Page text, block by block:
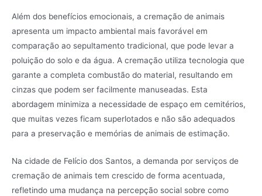
Além dos benefícios emocionais, a cremação de animais
apresenta um impacto ambiental mais favorável em
comparação ao sepultamento tradicional, que pode levar a
poluição do solo e da água. A cremação utiliza tecnologia que
garante a completa combustão do material, resultando em
cinzas que podem ser facilmente manuseadas. Esta
abordagem minimiza a necessidade de espaço em cemitérios,
que muitas vezes ficam superlotados e não são adequados
para a preservação e memórias de animais de estimação.
Na cidade de Felício dos Santos, a demanda por serviços de
cremação de animais tem crescido de forma acentuada,
refletindo uma mudança na percepção social sobre como